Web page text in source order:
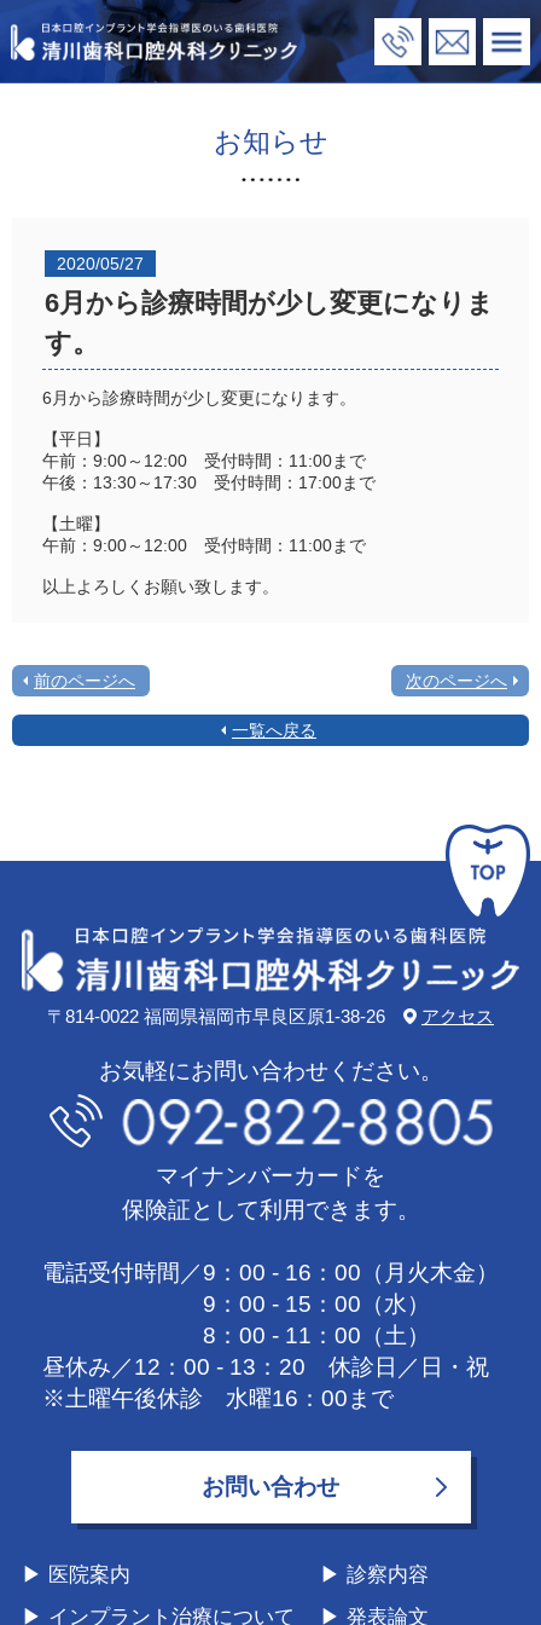
お知らせ
2020/05/27
6月から診療時間が少し変更になりま
す。
6月から診療時間が少し変更になります。
【平日】
午前：9:00～12:00 受付時間：11:00まで
午後：13:30～17:30 受付時間：17:00まで
【土曜】
午前：9:00～12:00 受付時間：11:00まで
以上よろしくお願い致します。
前のページへ 次のページへ
一覧へ戻る
〒814-0022 福岡県福岡市早良区原1-38-26 アクセス
お気軽にお問い合わせください。
マイナンバーカードを
保険証として利用できます。
電話受付時間／9：00 - 16：00（月火木金）
9：00 - 15：00（水）
8：00 - 11：00（土）
昼休み／12：00 - 13：20 休診日／日・祝
※土曜午後休診 水曜16：00まで
お問い合わせ
▶ 医院案内 ▶ 診察内容
▶ インプラント治療について ▶ 発表論文